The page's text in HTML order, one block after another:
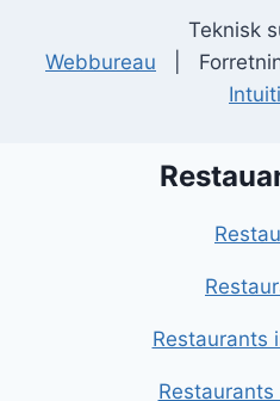
Teknisk
Webbureau |
Restaurants